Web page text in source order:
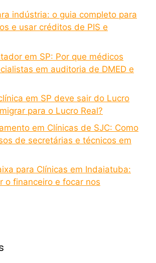
indústria: o guia completo para
e usar créditos de PIS e
em SP: Por que médicos
em auditoria de DMED e
em SP deve sair do Lucro
para o Lucro Real?
em Clínicas de SJC: Como
de secretárias e técnicos em
para Clínicas em Indaiatuba:
o financeiro e focar nos